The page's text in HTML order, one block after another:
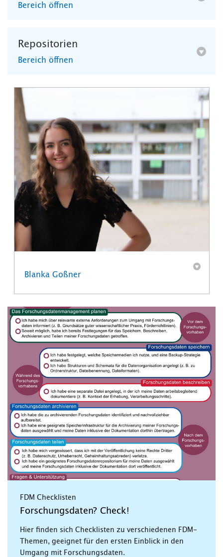
Bereich öffnen
Repositorien
Bereich öffnen
Blanka Goßner
FDM Checklisten
Forschungsdaten? Check!
Hier finden sich Checklisten zu verschiedenen FDM-
Themen, geeignet für den ersten Einblick in den
Umgang mit Forschungsdaten.